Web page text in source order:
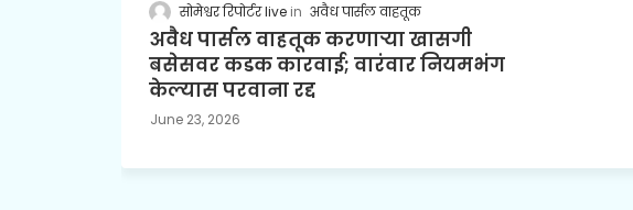
सोमेश्वर रिपोर्टर live अवैध पार्सल वाहतूक
अवैध पार्सल वाहतूक करणाऱ्या खासगी
बसेसवर कडक कारवाई; वारंवार नियमभंग
केल्यास परवाना रद्द
June 23, 2026